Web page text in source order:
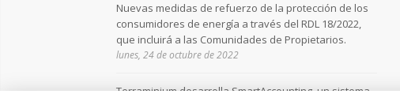
Nuevas medidas de refuerzo de la protección de los
consumidores de energía a través del RDL 18/2022,
que incluirá a las Comunidades de Propietarios.
lunes, 24 de octubre de 2022
Terraminium desarrolla SmartAccounting, un sistema